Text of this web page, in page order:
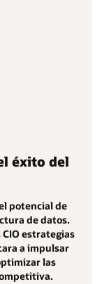
éxito del
potencial de
de datos.
estrategias
a impulsar
las